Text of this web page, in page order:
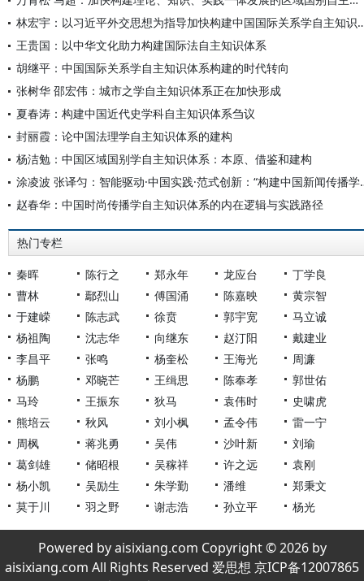
林宏宇：以习近平外交思想为
王贵国：以中华文化助力构建国际法自主知识体系
胡继平：中国国际关系学自主知识体系构建的时代转向
张树华 邵宏伟：城市之学自主知识体系正在加快形成
夏春涛：构建中国近代史学科自主知识体系刍议
封丽霞：论中国法理学自主知识体系的建构
杨洁勉：中国区域国别学自主知识体系：本原、借鉴和建构
涂凌波 张译匀：智能驱
赵春华：中国时尚传播学自主知识体系的内在逻辑与实践路径
热门专栏
秦晖 陈行之 郑永年 龙应台
丁学良
曹林
鄢烈山 傅国涌 陈嘉映
黄宗智
于建嵘
陈志武 徐贲 郭宇宽
马立诚
杨祖陶
沈志华 向继东 赵汀阳
戴建业
李昌平
张鸣 杨奎松 王海光
周濂
杨鹏
邓晓芒 王缉思 陈奉孝
郭世佑
马玲
王振东 狄马 袁伟时
史啸虎
熊培云
秋风 刘小枫 孟令伟
雷一宁
周枫
蒋兆勇 吴伟 沙叶新
刘瑜
葛剑雄
储昭根 吴稼祥 许之远
袁刚
杨小凯
吴励生 朱学勤 潘维
郑秉文
莫于川
羽之野 谢志浩 孙立平 杨光
Powered by aisixiang.com Copyright © 2026 by
aisixiang.com All Rights Reserved 爱思想 京ICP备12007865